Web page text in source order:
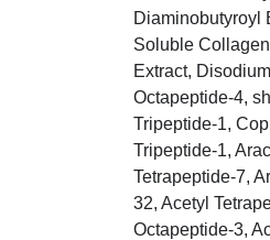
Diaminobutyroyl
Soluble
Extract,
Octapeptide-4,
Tripeptide-1,
Tripeptide-1,
Tetrapeptide-7,
32, Acetyl
Octapeptide-3,